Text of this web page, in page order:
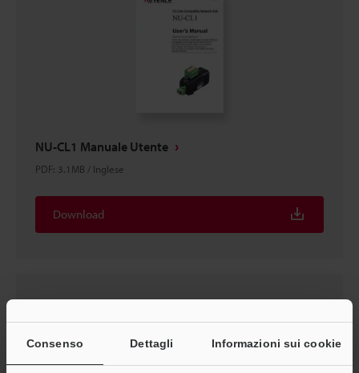
Consenso Dettagli Informazioni sui cookie
NU-CL1 Manuale Utente
PDF: 3.1MB / Inglese
Download